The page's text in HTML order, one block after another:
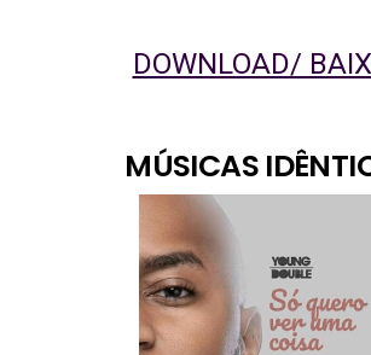
DOWNLOAD/
MÚSICAS